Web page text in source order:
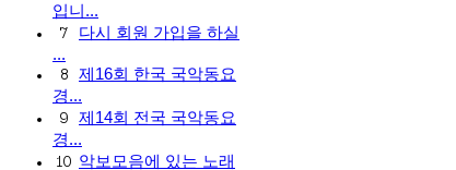
입니...
7
다시 회원 가입을 하실
...
8
제16회 한국 국악동요
경...
9
제14회 전국 국악동요
경...
10 악보모음에 있는 노래